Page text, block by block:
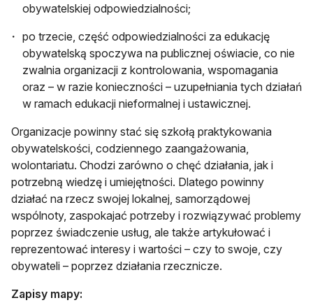
obywatelskiej odpowiedzialności;
po trzecie, część odpowiedzialności za edukację
obywatelską spoczywa na publicznej oświacie, co nie
zwalnia organizacji z kontrolowania, wspomagania
oraz – w razie konieczności – uzupełniania tych działań
w ramach edukacji nieformalnej i ustawicznej.
Organizacje powinny stać się szkołą praktykowania
obywatelskości, codziennego zaangażowania,
wolontariatu. Chodzi zarówno o chęć działania, jak i
potrzebną wiedzę i umiejętności. Dlatego powinny
działać na rzecz swojej lokalnej, samorządowej
wspólnoty, zaspokajać potrzeby i rozwiązywać problemy
poprzez świadczenie usług, ale także artykułować i
reprezentować interesy i wartości – czy to swoje, czy
obywateli – poprzez działania rzecznicze.
Zapisy mapy: